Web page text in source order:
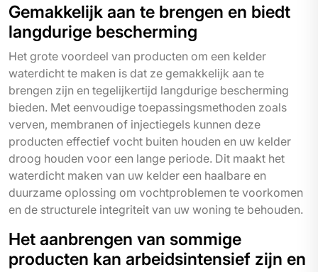
Gemakkelijk aan te brengen en biedt
langdurige bescherming
Het grote voordeel van producten om een kelder
waterdicht te maken is dat ze gemakkelijk aan te
brengen zijn en tegelijkertijd langdurige bescherming
bieden. Met eenvoudige toepassingsmethoden zoals
verven, membranen of injectiegels kunnen deze
producten effectief vocht buiten houden en uw kelder
droog houden voor een lange periode. Dit maakt het
waterdicht maken van uw kelder een haalbare en
duurzame oplossing om vochtproblemen te voorkomen
en de structurele integriteit van uw woning te behouden.
Het aanbrengen van sommige
producten kan arbeidsintensief zijn en